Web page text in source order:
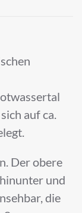
auf ca.
Der obere
und
die